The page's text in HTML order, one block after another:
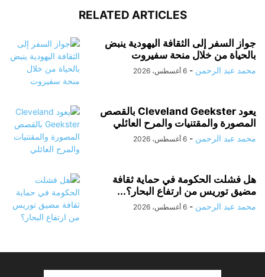
RELATED ARTICLES
جواز السفر إلى الثقافة اليهودية ينبض
بالحياة من خلال منحة سفيروت
محمد عبد الرحمن - 6 أغسطس، 2026
يعود Cleveland Geekster بالقصص
المصورة والمقتنيات والمرح العائلي
محمد عبد الرحمن - 6 أغسطس، 2026
هل فشلت الحكومة في حماية ثقافة
مضيق توريس من ارتفاع البحار؟...
محمد عبد الرحمن - 6 أغسطس، 2026